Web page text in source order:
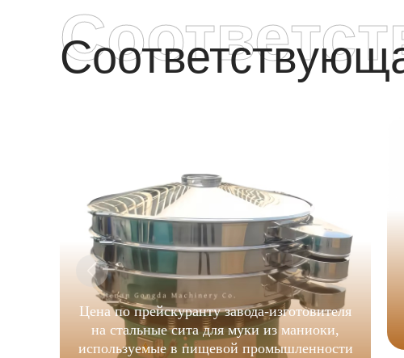
Цена по прейскуранту завода-изготовителя
на стальные сита для муки из маниоки,
используемые в пищевой промышленности